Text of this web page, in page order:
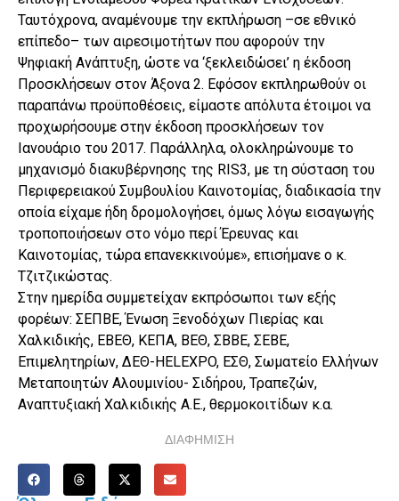
Ταυτόχρονα, αναμένουμε την εκπλήρωση –σε εθνικό
επίπεδο– των αιρεσιμοτήτων που αφορούν την
Ψηφιακή Ανάπτυξη, ώστε να ‘ξεκλειδώσει’ η έκδοση
Προσκλήσεων στον Άξονα 2. Εφόσον εκπληρωθούν οι
παραπάνω προϋποθέσεις, είμαστε απόλυτα έτοιμοι να
προχωρήσουμε στην έκδοση προσκλήσεων τον
Ιανουάριο του 2017. Παράλληλα, ολοκληρώνουμε το
μηχανισμό διακυβέρνησης της RIS3, με τη σύσταση του
Περιφερειακού Συμβουλίου Καινοτομίας, διαδικασία την
οποία είχαμε ήδη δρομολογήσει, όμως λόγω εισαγωγής
τροποποιήσεων στο νόμο περί Έρευνας και
Καινοτομίας, τώρα επανεκκινούμε», επισήμανε ο κ.
Τζιτζικώστας.
Στην ημερίδα συμμετείχαν εκπρόσωποι των εξής
φορέων: ΣΕΠΒΕ, Ένωση Ξενοδόχων Πιερίας και
Χαλκιδικής, ΕΒΕΘ, ΚΕΠΑ, ΒΕΘ, ΣΒΒΕ, ΣΕΒΕ,
Επιμελητηρίων, ΔΕΘ-HELEXPO, ΕΣΘ, Σωματείο Ελλήνων
Μεταποιητών Αλουμινίου- Σιδήρου, Τραπεζών,
Αναπτυξιακή Χαλκιδικής Α.Ε., θερμοκοιτίδων κ.α.
ΔΙΑΦΗΜΙΣΗ